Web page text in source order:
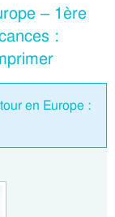
– 1ère
:
en Europe :